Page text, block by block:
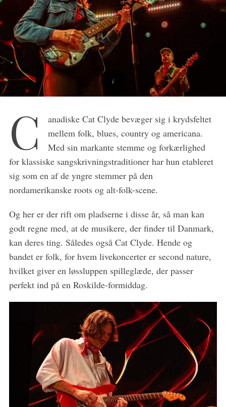
C
anadiske Cat Clyde bevæger sig i krydsfeltet
mellem folk, blues, country og americana.
Med sin markante stemme og forkærlighed
for klassiske sangskrivningstraditioner har hun etableret
sig som en af de yngre stemmer på den
nordamerikanske roots og alt-folk-scene.
Og her er der rift om pladserne i disse år, så man kan
godt regne med, at de musikere, der finder til Danmark,
kan deres ting. Således også Cat Clyde. Hende og
bandet er folk, for hvem livekoncerter er second nature,
hvilket giver en løssluppen spilleglæde, der passer
perfekt ind på en Roskilde-formiddag.
S